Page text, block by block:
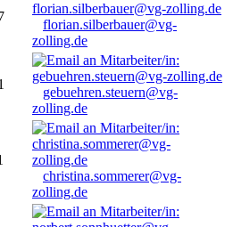
florian.silberbauer@vg-
zolling.de
gebuehren.steuern@vg-
zolling.de
christina.sommerer@vg-
zolling.de